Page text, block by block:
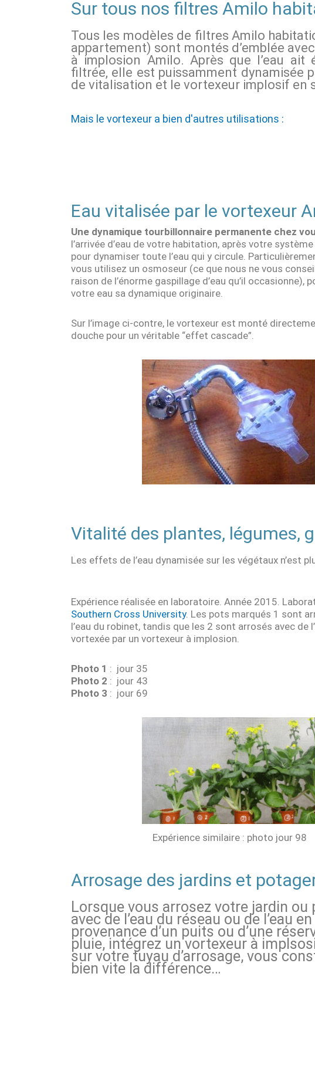
Sur tous nos filtres Amilo
Tous les modèles de filtres Amilo
appartement) sont montés d’emblée
à implosion Amilo. Après que l’eau ait
filtrée, elle est puissamment dynamisée
de vitalisation et le vortexeur implosif en
Mais le vortexeur a bien d'autres utilisations :
Eau vitalisée par le vortexeur
Une dynamique tourbillonnaire permanente chez
l’arrivée d’eau de votre habitation, après votre
pour dynamiser toute l’eau qui y circule.
vous utilisez un osmoseur (ce que nous ne vous
raison de l’énorme gaspillage d’eau qu’il occasionne),
votre eau sa dynamique originaire.
Sur l’image ci-contre, le vortexeur est monté
douche pour un véritable “effet cascade”.
Vitalité des plantes, légumes,
Les effets de l’eau dynamisée sur les végétaux n’est
Expérience réalisée en laboratoire. Année 2015.
Southern Cross University. Les pots marqués 1 sont
l’eau du robinet, tandis que les 2 sont arrosés avec de
vortexée par un vortexeur à implosion.
Photo 1 : jour 35
Photo 2 : jour 43
Photo 3 : jour 69
Expérience similaire : photo jour 98
Arrosage des jardins et
Lorsque vous arrosez votre jardin ou
avec de l’eau du réseau ou de l’eau en
provenance d’un puits ou d’une
pluie, intégrez un vortexeur à
sur votre tuyau d’arrosage, vous
bien vite la différence…